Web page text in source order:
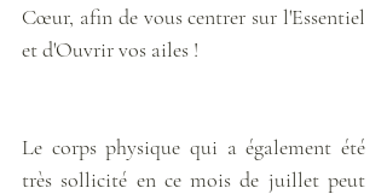
Cœur, afin de vous centrer sur l'Essentiel
et d'Ouvrir vos ailes !
Le corps physique qui a également été
très sollicité en ce mois de juillet peut